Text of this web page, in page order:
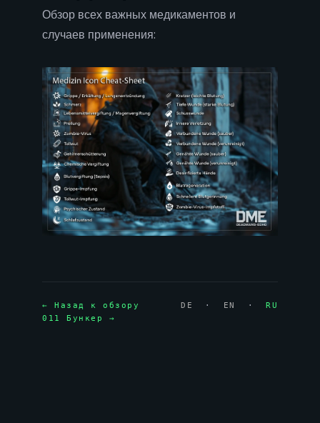
Обзор всех важных медикаментов и
случаев применения:
← Назад к обзору DE · EN · RU
011 Бункер →